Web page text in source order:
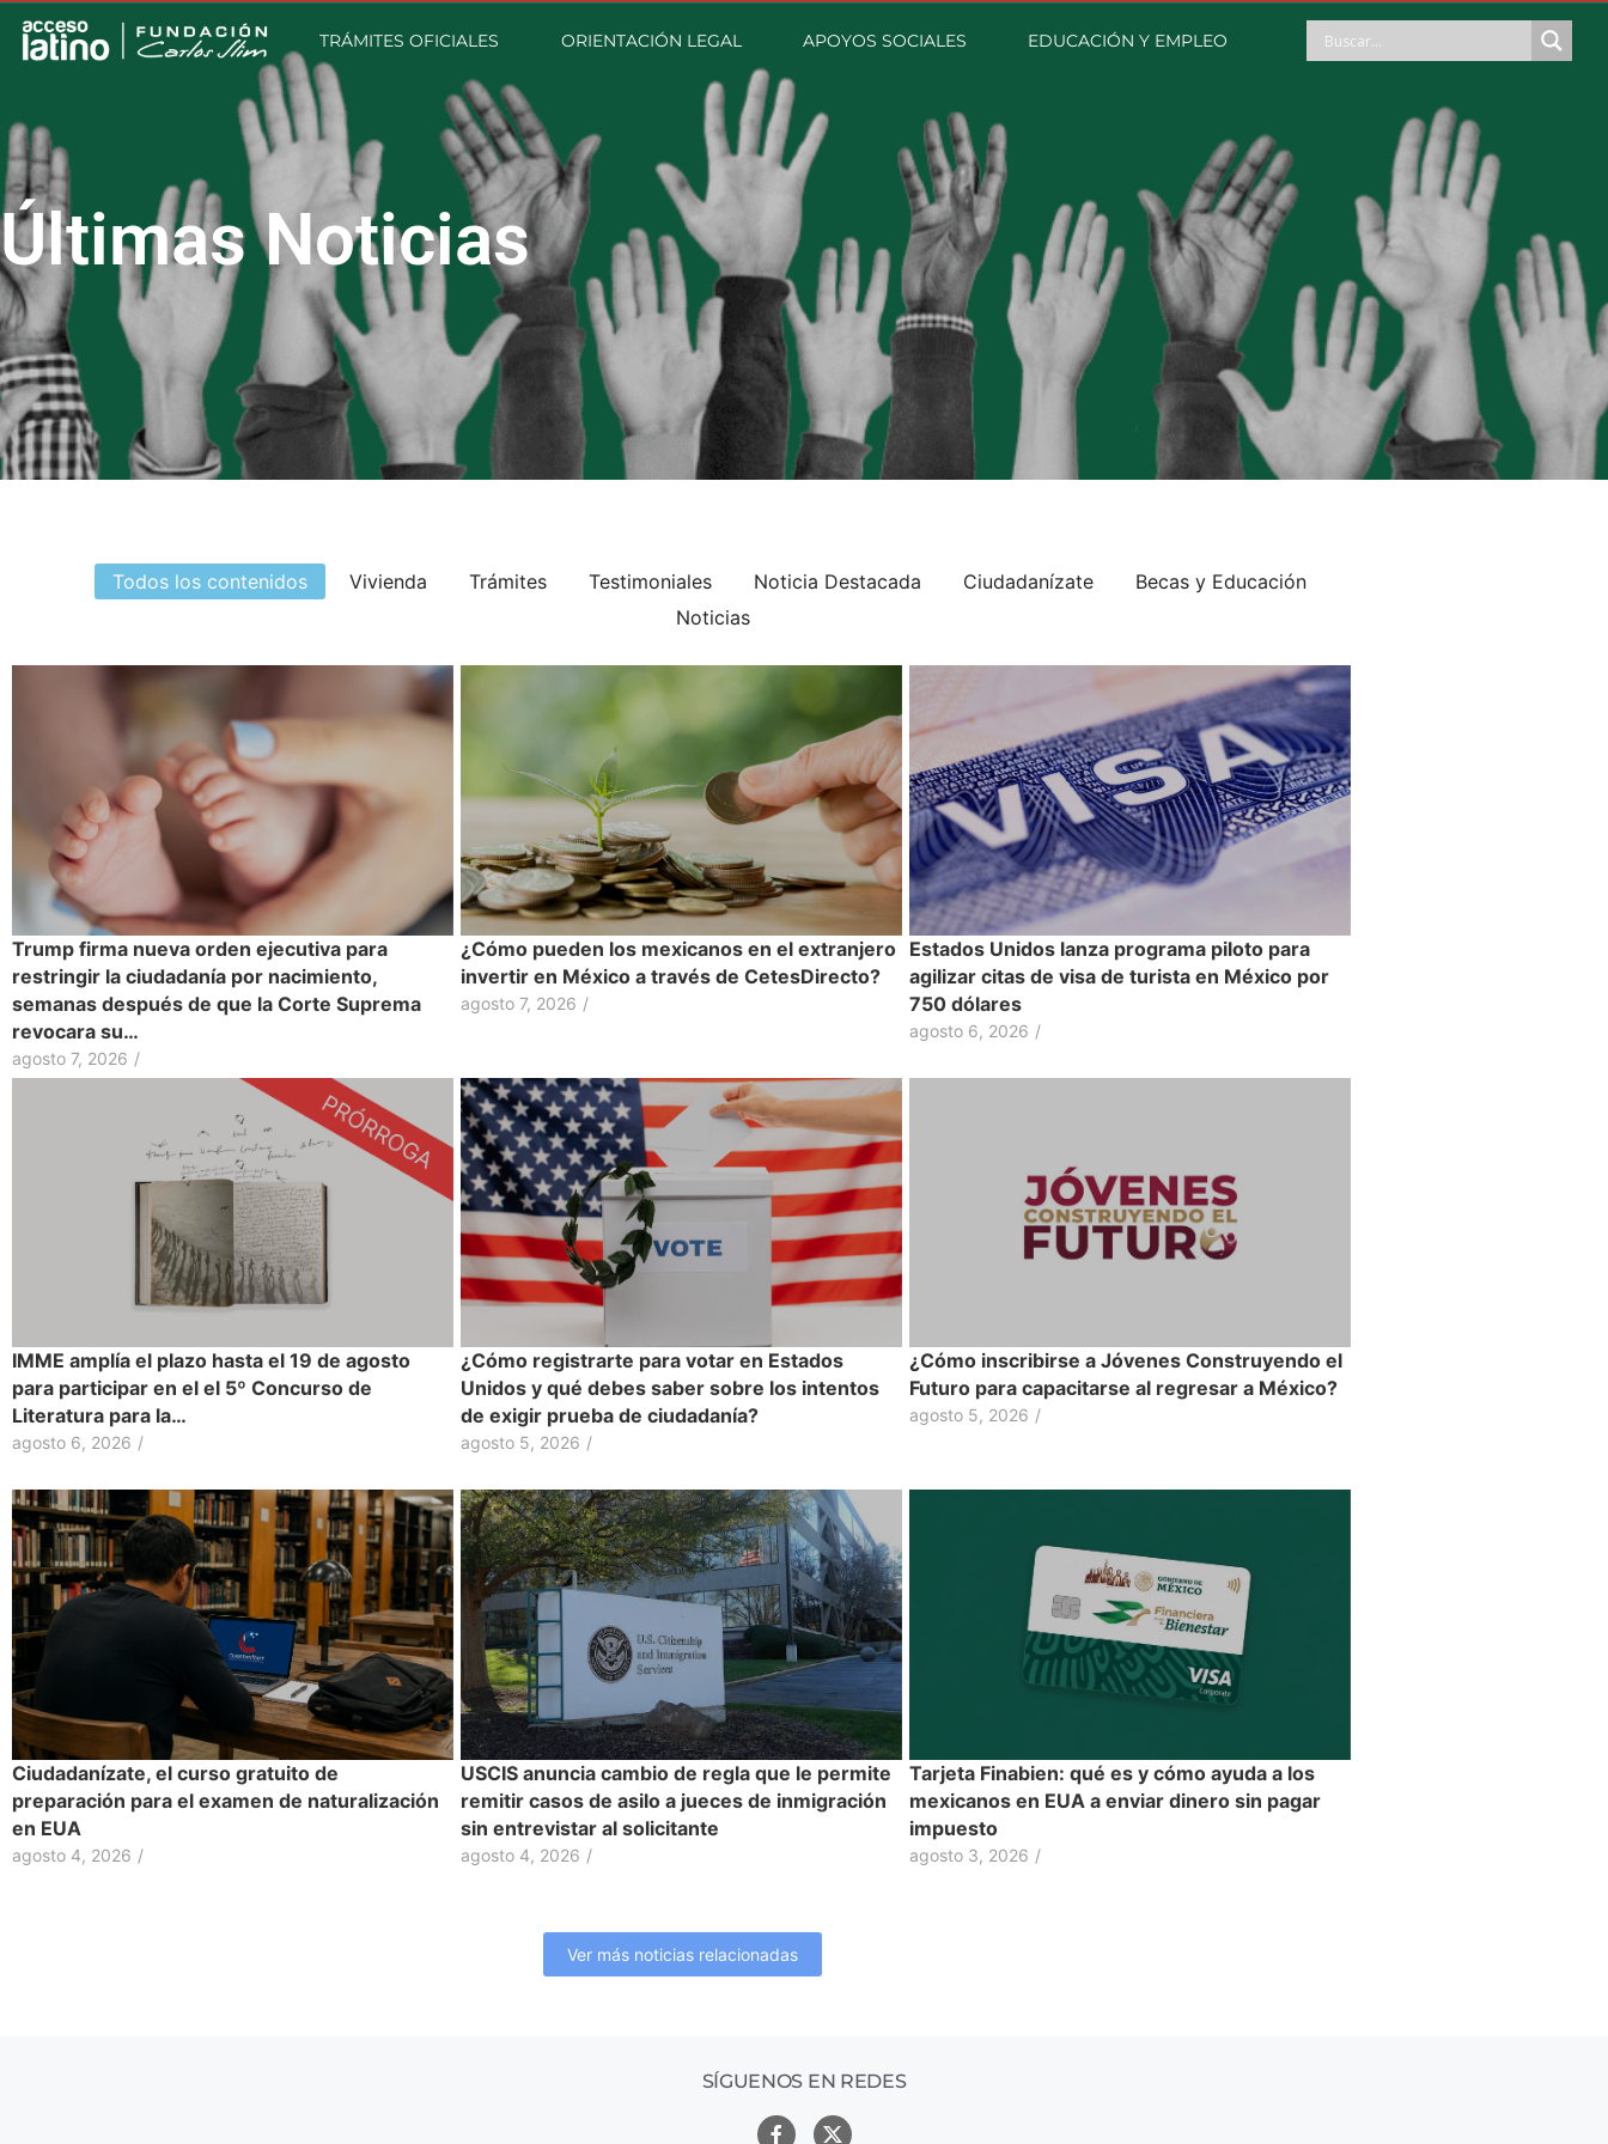
TRÁMITES OFICIALES ORIENTACIÓN LEGAL APOYOS SOCIALES EDUCACIÓN Y EMPLEO
Últimas Noticias
Todos los contenidos Vivienda Trámites Testimoniales Noticia Destacada Ciudadanízate
Becas y Educación
Noticias
Trump firma nueva orden ejecutiva para
restringir la ciudadanía por nacimiento,
semanas después de que la Corte Suprema
revocara su…
agosto 7, 2026 /
¿Cómo pueden los mexicanos en el extranjero
invertir en México a través de CetesDirecto?
agosto 7, 2026 /
Estados Unidos lanza programa piloto para
agilizar citas de visa de turista en México por
750 dólares
agosto 6, 2026 /
IMME amplía el plazo hasta el 19 de agosto
para participar en el el 5º Concurso de
Literatura para la…
agosto 6, 2026 /
¿Cómo registrarte para votar en Estados
Unidos y qué debes saber sobre los intentos
de exigir prueba de ciudadanía?
agosto 5, 2026 /
¿Cómo inscribirse a Jóvenes Construyendo el
Futuro para capacitarse al regresar a México?
agosto 5, 2026 /
Ciudadanízate, el curso gratuito de
preparación para el examen de naturalización
en EUA
agosto 4, 2026 /
USCIS anuncia cambio de regla que le permite
remitir casos de asilo a jueces de inmigración
sin entrevistar al solicitante
agosto 4, 2026 /
Tarjeta Finabien: qué es y cómo ayuda a los
mexicanos en EUA a enviar dinero sin pagar
impuesto
agosto 3, 2026 /
Ver más noticias relacionadas
SÍGUENOS EN REDES